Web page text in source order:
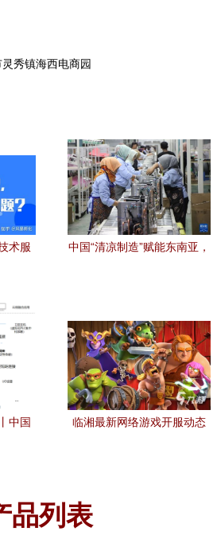
秀镇海西电商园
术服
中国“清凉制造”赋能东南亚，
中国
临湘最新网络游戏开服动态
品列表